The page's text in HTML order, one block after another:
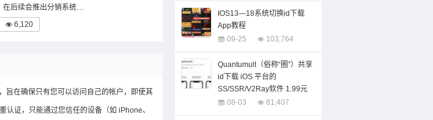
在后续会推出分销系统…
6,120
旨在确保只有您可以访问自己的帐户，即使其
认证，只能通过您信任的设备（如 iPhone、
IOS13—18系统切换id下载
App教程
09-25
103,764
Quantumult（俗称“圈”）共享
id下载 iOS 平台的
SS/SSR/V2Ray软件 1.99元
08-03
81,407